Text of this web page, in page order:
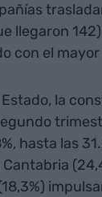
llegaron
con el mayor
la
hasta las